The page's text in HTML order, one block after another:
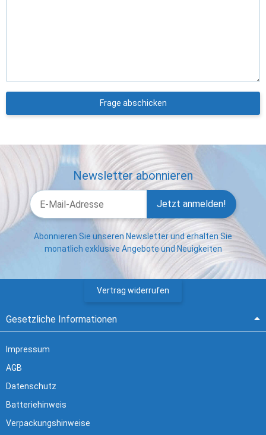
Frage abschicken
Newsletter abonnieren
Jetzt anmelden!
Abonnieren Sie unseren Newsletter und erhalten Sie
monatlich exklusive Angebote und Neuigkeiten
Vertrag widerrufen
Gesetzliche Informationen
Impressum
AGB
Datenschutz
Batteriehinweis
Verpackungshinweise